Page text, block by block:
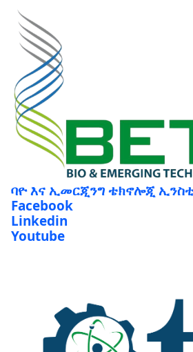
ባዮ እና ኢመርጂንግ ቴክኖሎጂ
Facebook
Linkedin
Youtube